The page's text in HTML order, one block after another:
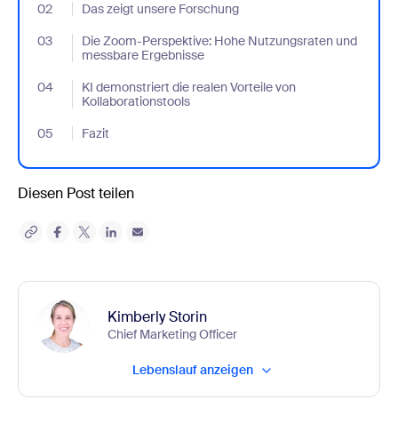
02
Das zeigt unsere Forschung
- Jumplink to Das zeigt unsere Forschung
03
Die Zoom-Perspektive: Hohe Nutzungsraten und
messbare Ergebnisse
- Jumplink to Die Zoom-Perspektive: Hohe Nutzungsraten und
04
KI demonstriert die realen Vorteile von
Kollaborationstools
- Jumplink to KI demonstriert die realen Vorteile von
05 Fazit
- Jumplink to Fazit
Diesen Post teilen
Kimberly Storin
Chief Marketing Officer
Lebenslauf anzeigen